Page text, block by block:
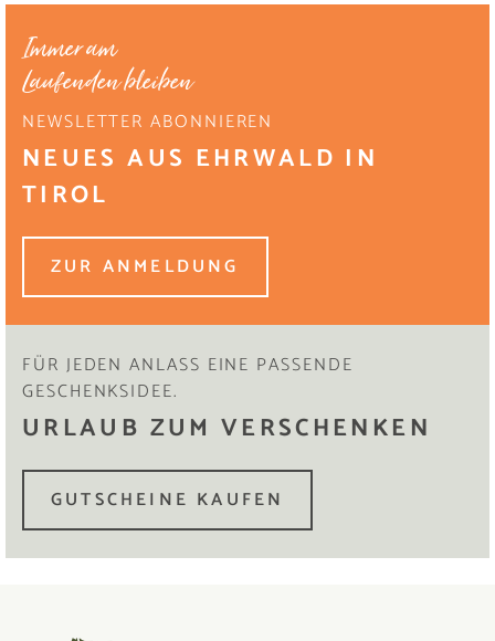
Immer am
Laufenden bleiben
NEWSLETTER ABONNIEREN
NEUES AUS EHRWALD IN
TIROL
ZUR ANMELDUNG
FÜR JEDEN ANLASS EINE PASSENDE
GESCHENKSIDEE.
URLAUB ZUM VERSCHENKEN
GUTSCHEINE KAUFEN